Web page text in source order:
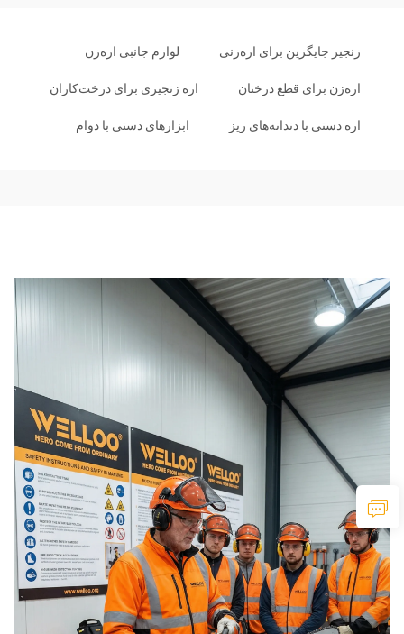
زنجیر جایگزین برای اره‌زنی لوازم جانبی اره‌زن
اره‌زن برای قطع درختان اره زنجیری برای درخت‌کاران
اره دستی با دندانه‌های ریز ابزارهای دستی با دوام